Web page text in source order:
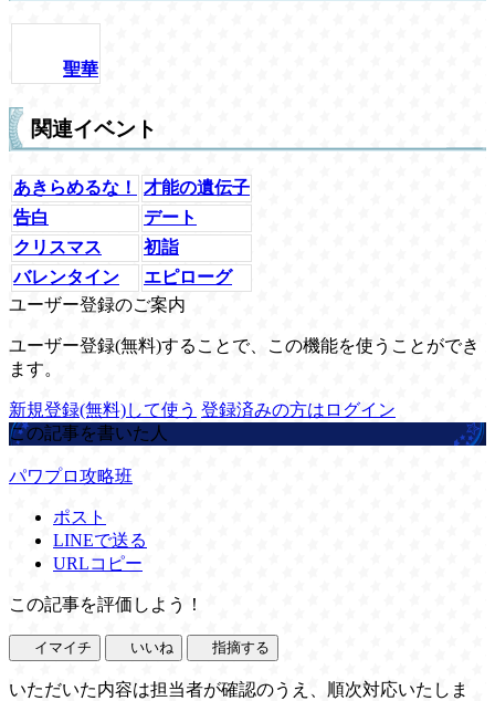
聖華
関連イベント
あきらめるな！
才能の遺伝子
告白
デート
クリスマス
初詣
バレンタイン
エピローグ
ユーザー登録のご案内
ユーザー登録(無料)することで、この機能を使うことができ
ます。
新規登録(無料)して使う 登録済みの方はログイン
この記事を書いた人
パワプロ攻略班
ポスト
LINEで送る
URLコピー
この記事を評価しよう！
イマイチ いいね 指摘する
いただいた内容は担当者が確認のうえ、順次対応いたしま